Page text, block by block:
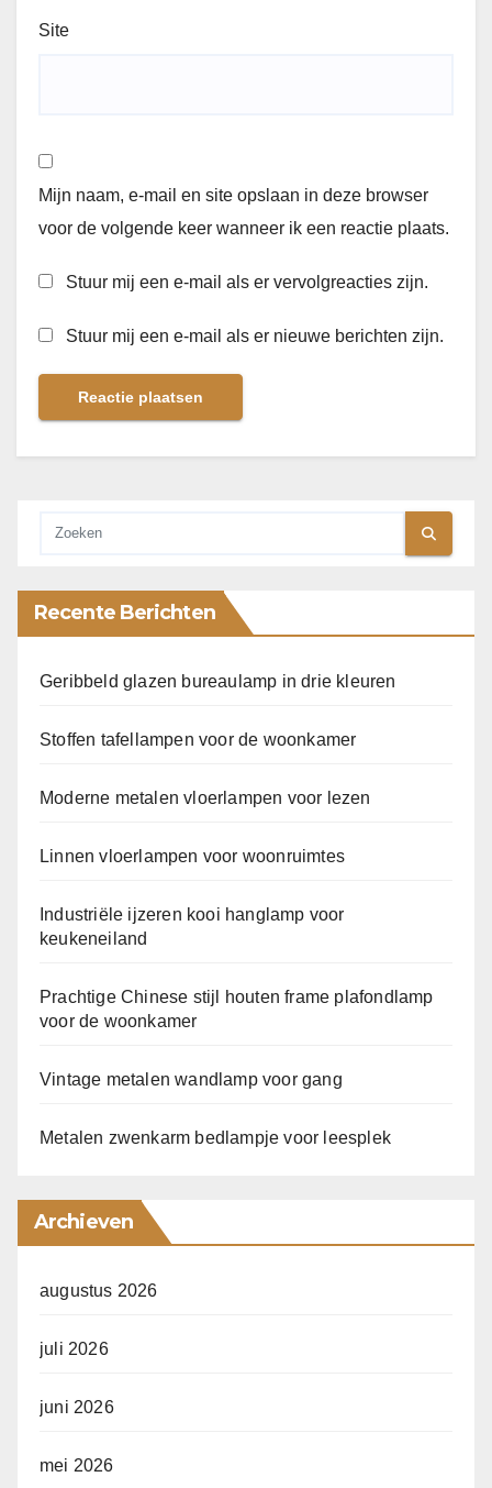
Site
Mijn naam, e-mail en site opslaan in deze browser
voor de volgende keer wanneer ik een reactie plaats.
Stuur mij een e-mail als er vervolgreacties zijn.
Stuur mij een e-mail als er nieuwe berichten zijn.
Recente Berichten
Geribbeld glazen bureaulamp in drie kleuren
Stoffen tafellampen voor de woonkamer
Moderne metalen vloerlampen voor lezen
Linnen vloerlampen voor woonruimtes
Industriële ijzeren kooi hanglamp voor
keukeneiland
Prachtige Chinese stijl houten frame plafondlamp
voor de woonkamer
Vintage metalen wandlamp voor gang
Metalen zwenkarm bedlampje voor leesplek
Archieven
augustus 2026
juli 2026
juni 2026
mei 2026